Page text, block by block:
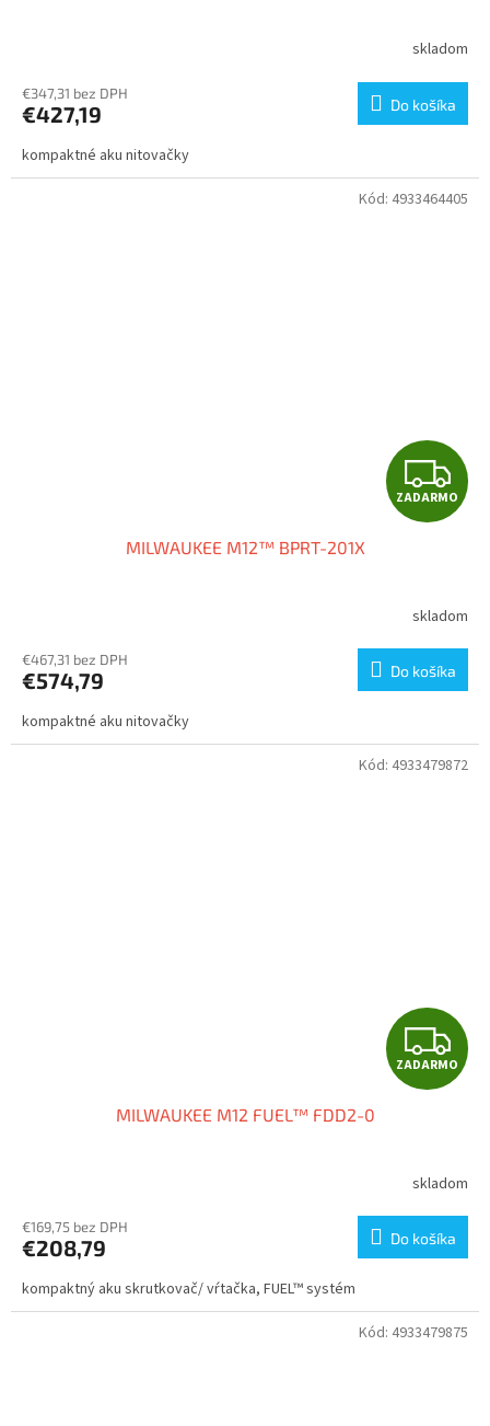
A
R
M
O
skladom
€347,31 bez DPH
€427,19 Do košíka
kompaktné aku nitovačky
Z
A
A
R
M
O
ZADARMO
MILWAUKEE M12™ BPRT-201X
skladom
€467,31 bez DPH
€574,79 Do košíka
kompaktné aku nitovačky
Kód: 4933464405
Z
A
A
R
M
O
ZADARMO
MILWAUKEE M12 FUEL™ FDD2-0
skladom
€169,75 bez DPH
€208,79 Do košíka
kompaktný aku skrutkovač/ vŕtačka, FUEL™ systém
Kód: 4933479872
Kód: 4933479875